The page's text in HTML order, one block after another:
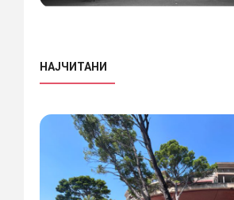
НАЈЧИТАНИ